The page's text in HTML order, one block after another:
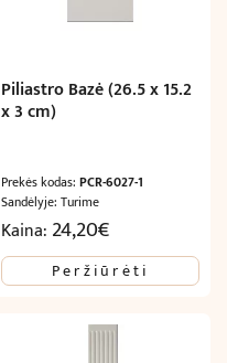
Piliastro Bazė (26.5 x 15.2
x 3 cm)
Prekės kodas:PCR-6027-1
Sandėlyje: Turime
Kaina: 24,20€
Peržiūrėti